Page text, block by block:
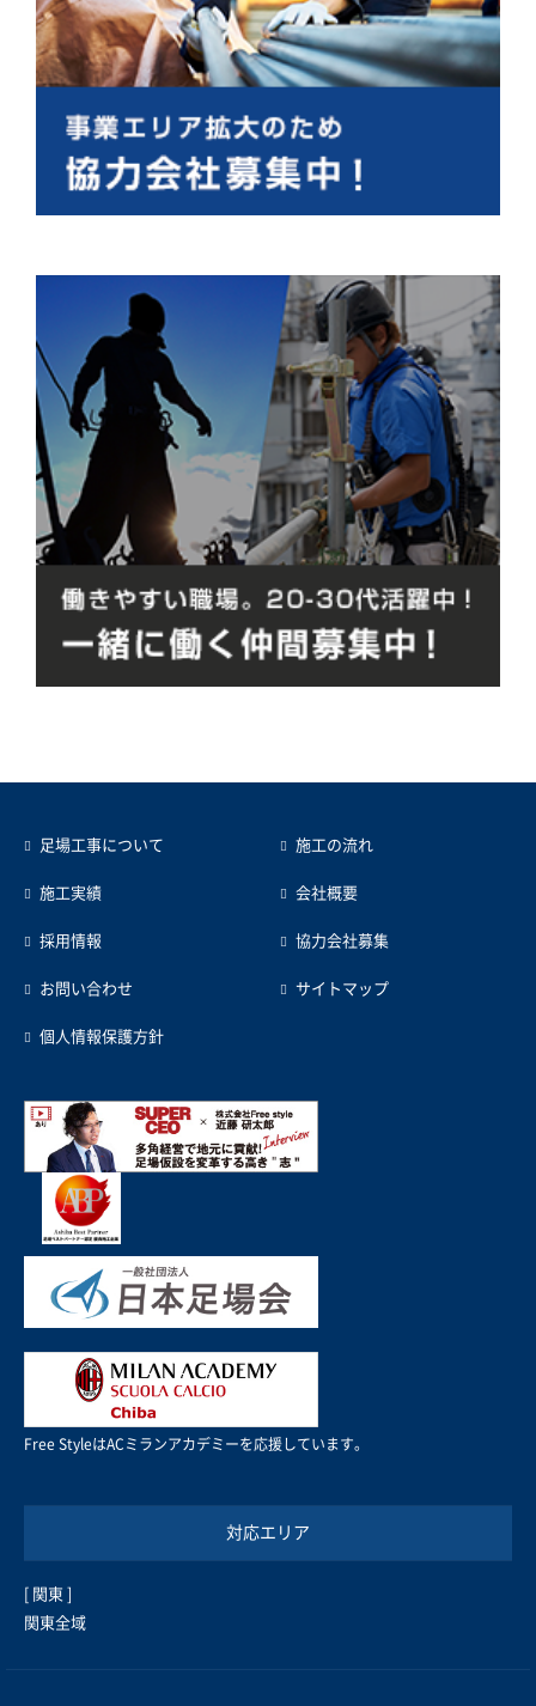
足場工事について 施工の流れ
施工実績 会社概要
採用情報 協力会社募集
お問い合わせ サイトマップ
個人情報保護方針
Free StyleはACミランアカデミーを応援しています。
対応エリア
[ 関東 ]
関東全域